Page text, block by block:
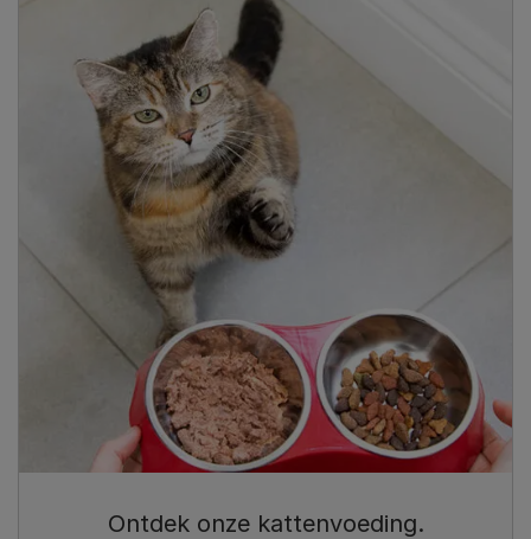
Ontdek onze kattenvoeding.